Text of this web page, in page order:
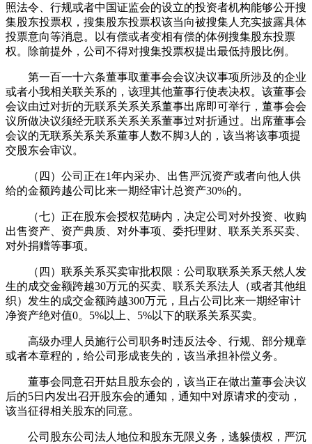
照法令、行规或者中国证监会的设立的投资者机构能够公开搜
集股东投票权，搜集股东投票权该当向被搜集人充实披露具体
投票意向等消息。以有偿或者变相有偿的体例搜集股东投票
权。除前提外，公司不得对搜集投票权提出最低持股比例。
第一百一十六条董事取董事会会议决议事项所涉及的企业
或者小我相关联关系的，该理其他董事行使表决权。该董事会
会议由过对折的无联系关系关系董事出席即可举行，董事会会
议所做决议须经无联系关系关系董事过对折通过。出席董事会
会议的无联系关系关系董事人数不脚3人的，该当将该事项提
交股东会审议。
（四）公司正在1年内采办、出售严沉资产或者向他人供
给的金额跨越公司比来一期经审计总资产30%的。
（七）正在股东会授权范畴内，决定公司对外投资、收购
出售资产、资产典质、对外事项、委托理财、联系关系买卖、
对外捐赠等事项。
（四）联系关系买卖审批权限：公司取联系关系天然人发
生的成交金额跨越30万元的买卖、联系关系法人（或者其他组
织）发生的成交金额跨越300万元，且占公司比来一期经审计
净资产绝对值0。5%以上、5%以下的联系关系买卖。
高级办理人员施行公司职务时违反法令、行规、部分规章
或者本章程的，给公司形成丧失的，该当承担补偿义务。
董事会同意召开姑且股东会的，该当正在做出董事会决议
后的5日内发出召开股东会的通知，通知中对原请求的变动，
该当征得相关股东的同意。
公司股东公司法人地位和股东无限义务，逃躲债权，严沉